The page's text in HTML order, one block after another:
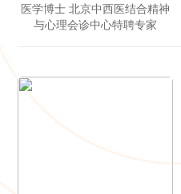
医学博士 北京中西医结合精神
与心理会诊中心特聘专家